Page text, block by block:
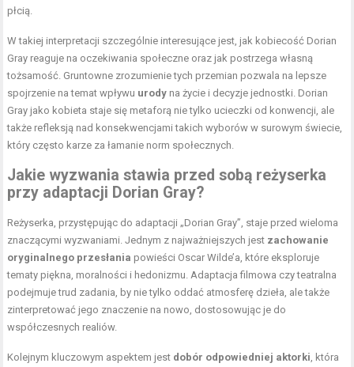
płcią.
W takiej interpretacji szczególnie interesujące jest, jak kobiecość Dorian
Gray reaguje na oczekiwania społeczne oraz jak postrzega własną
tożsamość. Gruntowne zrozumienie tych przemian pozwala na lepsze
spojrzenie na temat wpływu urody na życie i decyzje jednostki. Dorian
Gray jako kobieta staje się metaforą nie tylko ucieczki od konwencji, ale
także refleksją nad konsekwencjami takich wyborów w surowym świecie,
który często karze za łamanie norm społecznych.
Jakie wyzwania stawia przed sobą reżyserka
przy adaptacji Dorian Gray?
Reżyserka, przystępując do adaptacji „Dorian Gray”, staje przed wieloma
znaczącymi wyzwaniami. Jednym z najważniejszych jest zachowanie
oryginalnego przesłania powieści Oscar Wilde’a, które eksploruje
tematy piękna, moralności i hedonizmu. Adaptacja filmowa czy teatralna
podejmuje trud zadania, by nie tylko oddać atmosferę dzieła, ale także
zinterpretować jego znaczenie na nowo, dostosowując je do
współczesnych realiów.
Kolejnym kluczowym aspektem jest dobór odpowiedniej aktorki , która